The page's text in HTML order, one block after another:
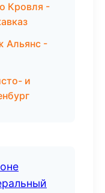
Кровля -
Альянс -
и